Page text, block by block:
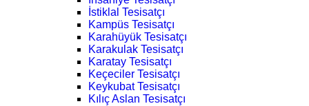
İstiklal Tesisatçı
Kampüs Tesisatçı
Karahüyük Tesisatçı
Karakulak Tesisatçı
Karatay Tesisatçı
Keçeciler Tesisatçı
Keykubat Tesisatçı
Kılıç Aslan Tesisatçı